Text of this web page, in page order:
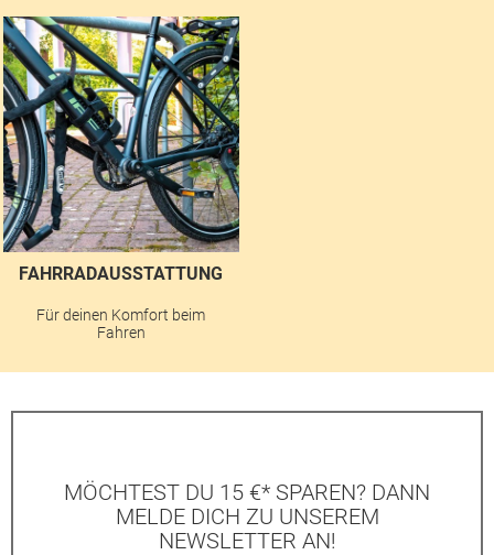
FAHRRADAUSSTATTUNG
Für deinen Komfort beim
Fahren
MÖCHTEST DU 15 €* SPAREN? DANN
MELDE DICH ZU UNSEREM
NEWSLETTER AN!